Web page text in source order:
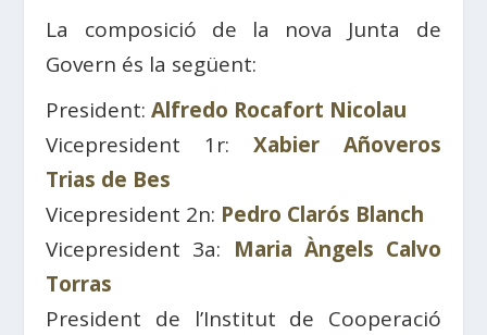
La composició de la nova Junta de
Govern és la següent:
President:Alfredo Rocafort Nicolau
Vicepresident 1r: Xabier Añoveros
Trias de Bes
Vicepresident 2n: Pedro Clarós Blanch
Vicepresident 3a: Maria Àngels Calvo
Torras
President de l’Institut de Cooperació